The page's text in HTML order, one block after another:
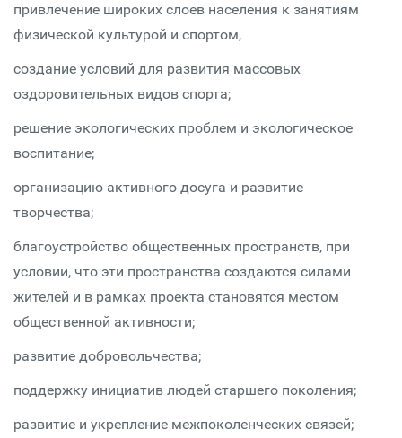
привлечение широких слоев населения к занятиям
физической культурой и спортом,
создание условий для развития массовых
оздоровительных видов спорта;
решение экологических проблем и экологическое
воспитание;
организацию активного досуга и развитие
творчества;
благоустройство общественных пространств, при
условии, что эти пространства создаются силами
жителей и в рамках проекта становятся местом
общественной активности;
развитие добровольчества;
поддержку инициатив людей старшего поколения;
развитие и укрепление межпоколенческих связей;